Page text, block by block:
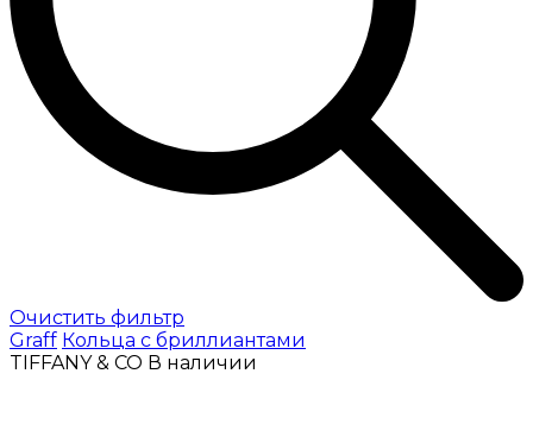
Очистить фильтр
Graff Кольца с бриллиантами
TIFFANY & CO В наличии